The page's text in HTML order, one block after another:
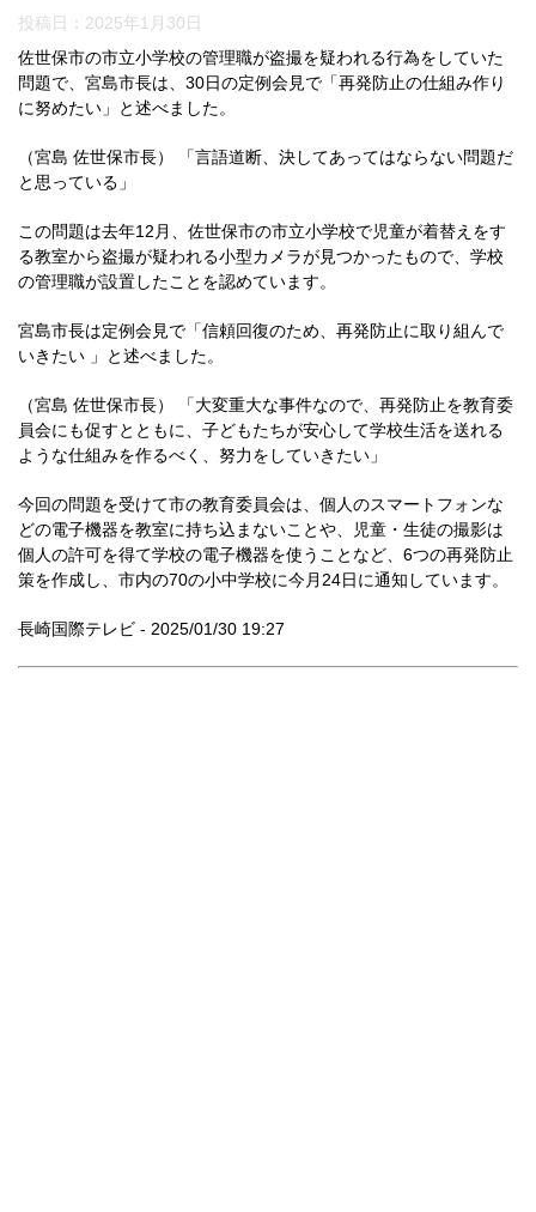
投稿日： 2025年1月30日
佐世保市の市立小学校の管理職が盗撮を疑われる行為をしていた
問題で、宮島市長は、30日の定例会見で「再発防止の仕組み作り
に努めたい」と述べました。
（宮島 佐世保市長） 「言語道断、決してあってはならない問題だ
と思っている」
この問題は去年12月、佐世保市の市立小学校で児童が着替えをす
る教室から盗撮が疑われる小型カメラが見つかったもので、学校
の管理職が設置したことを認めています。
宮島市長は定例会見で「信頼回復のため、再発防止に取り組んで
いきたい 」と述べました。
（宮島 佐世保市長） 「大変重大な事件なので、再発防止を教育委
員会にも促すとともに、子どもたちが安心して学校生活を送れる
ような仕組みを作るべく、努力をしていきたい」
今回の問題を受けて市の教育委員会は、個人のスマートフォンな
どの電子機器を教室に持ち込まないことや、児童・生徒の撮影は
個人の許可を得て学校の電子機器を使うことなど、6つの再発防止
策を作成し、市内の70の小中学校に今月24日に通知しています。
長崎国際テレビ - 2025/01/30 19:27